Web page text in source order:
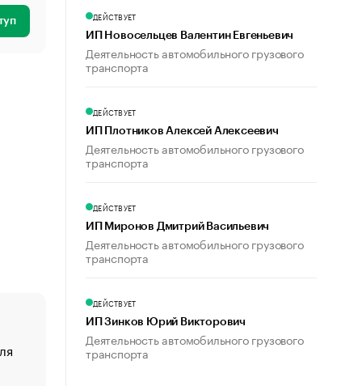
«От спорта тело стареет иначе». Как живет глава
создавшей GTA
ДЕЙСТВУЕТ
ИП Новосельцев Валентин Евгеньевич
Деятельность автомобильного грузового
транспорта
ДЕЙСТВУЕТ
ИП Плотников Алексей Алексеевич
Деятельность автомобильного грузового
транспорта
ДЕЙСТВУЕТ
ИП Миронов Дмитрий Васильевич
Деятельность автомобильного грузового
транспорта
ДЕЙСТВУЕТ
ИП Зинков Юрий Викторович
Деятельность автомобильного грузового
транспорта